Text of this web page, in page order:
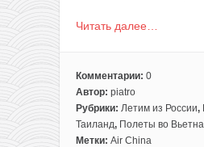
Читать далее…
Комментарии: 0
Автор: piatro
Рубрики: Летим из России,
Таиланд, Полеты во
Метки: Air China